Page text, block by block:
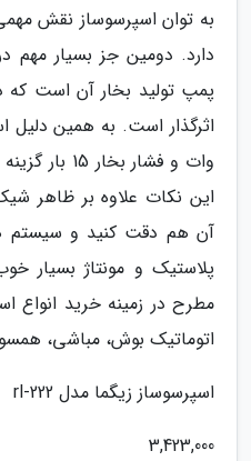
به توان اسپرسوساز نقش
دارد. دومین جز بسیار مهم
پمپ تولید بخار آن است
وات و فشار
این نکات علاوه بر ظاهر
آن هم دقت کنید و سیستم
پلاستیک و مونتاژ بسیار
مطرح در زمینه خرید انواع
اتوماتیک بوش، مباشی،
اسپرسوساز زیگما مدل rl-222
3,423,000